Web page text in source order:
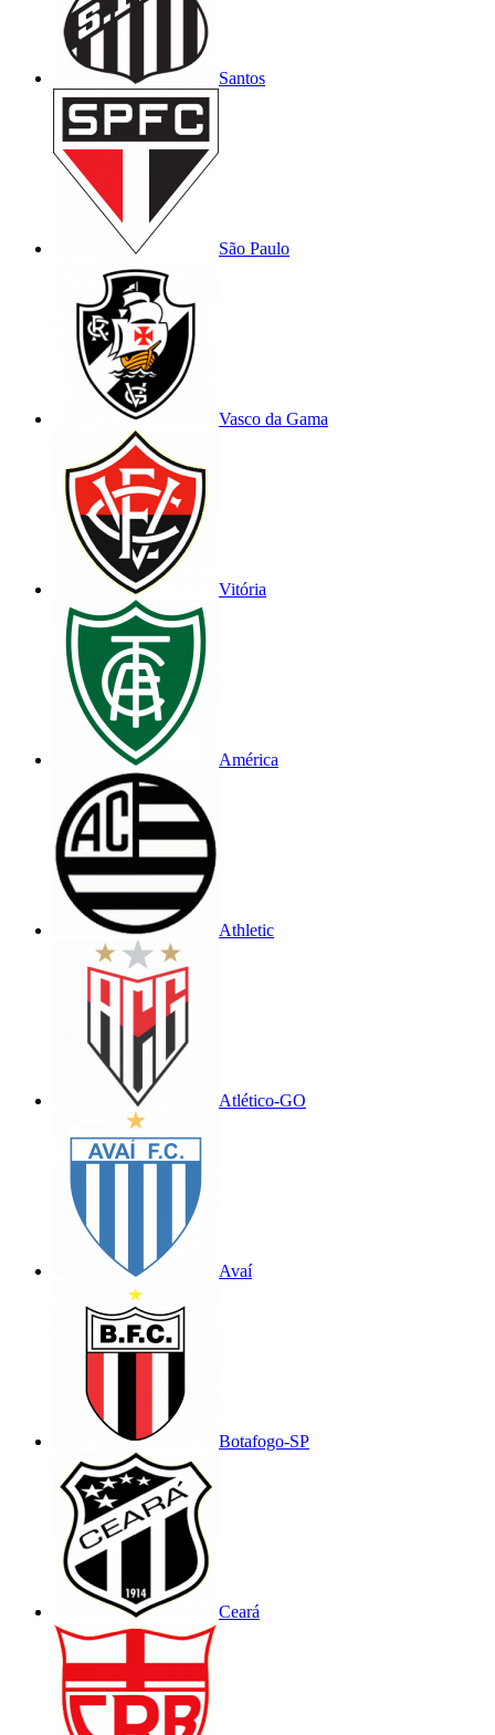
Santos
São Paulo
Vasco da Gama
Vitória
América
Athletic
Atlético-GO
Avaí
Botafogo-SP
Ceará